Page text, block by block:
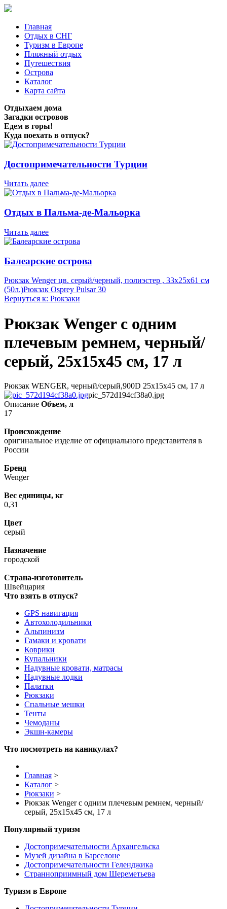
Главная
Отдых в СНГ
Туризм в Европе
Пляжный отдых
Путешествия
Острова
Каталог
Карта сайта
Отдыхаем дома
Загадки островов
Едем в горы!
Куда поехать в отпуск?
Достопримечательности Турции
Читать далее
Отдых в Пальма-де-Мальорка
Читать далее
Балеарские острова
Рюкзак Wenger цв. серый/черный, полиэстер , 33х25х61 см
(50л.)Рюкзак Osprey Pulsar 30
Вернуться к: Рюкзаки
Рюкзак Wenger с одним
плечевым ремнем, черный/
серый, 25x15x45 см, 17 л
Рюкзак WENGER, черный/серый,900D 25x15x45 см, 17 л
pic_572d194cf38a0.jpg
Описание Объем, л
17
Происхождение
оригинальное изделие от официального представителя в
России
Бренд
Wenger
Вес единицы, кг
0,31
Цвет
серый
Назначение
городской
Страна-изготовитель
Швейцария
Что взять в отпуск?
GPS навигация
Автохолодильники
Альпинизм
Гамаки и кровати
Коврики
Купальники
Надувные кровати, матрасы
Надувные лодки
Палатки
Рюкзаки
Спальные мешки
Тенты
Чемоданы
Экшн-камеры
Что посмотреть на каникулах?
Главная >
Каталог >
Рюкзаки >
Рюкзак Wenger с одним плечевым ремнем, черный/
серый, 25x15x45 см, 17 л
Популярный туризм
Достопримечательности Архангельска
Музей дизайна в Барселоне
Достопримечательности Геленджика
Странноприимный дом Шереметьева
Туризм в Европе